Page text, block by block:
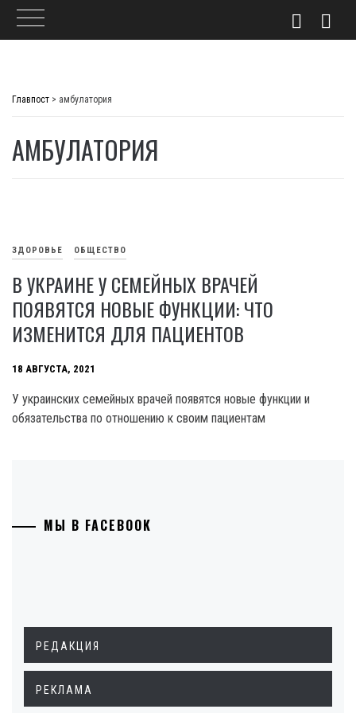
Главпост > амбулатория
АМБУЛАТОРИЯ
ЗДОРОВЬЕ ОБЩЕСТВО
В УКРАИНЕ У СЕМЕЙНЫХ ВРАЧЕЙ
ПОЯВЯТСЯ НОВЫЕ ФУНКЦИИ: ЧТО
ИЗМЕНИТСЯ ДЛЯ ПАЦИЕНТОВ
18 АВГУСТА, 2021
У украинских семейных врачей появятся новые функции и
обязательства по отношению к своим пациентам
МЫ В FACEBOOK
РЕДАКЦИЯ
РЕКЛАМА